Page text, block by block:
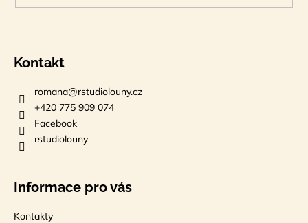
Kontakt
romana@rstudiolouny.cz
+420 775 909 074
Facebook
rstudiolouny
Informace pro vás
Kontakty